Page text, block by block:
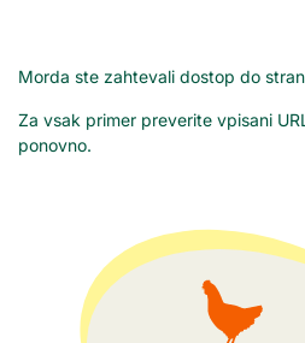
Morda ste zahtevali dostop do
Za vsak primer preverite vpisani
ponovno.